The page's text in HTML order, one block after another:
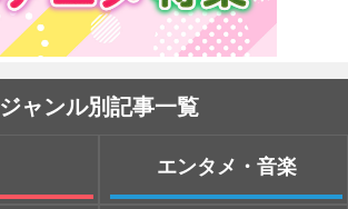
ジャンル別記事一覧
エンタメ・音楽